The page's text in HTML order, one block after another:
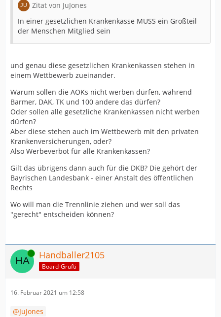
Zitat von JuJones
In einer gesetzlichen Krankenkasse MUSS ein Großteil
der Menschen Mitglied sein
und genau diese gesetzlichen Krankenkassen stehen in
einem Wettbewerb zueinander.
Warum sollen die AOKs nicht werben dürfen, während
Barmer, DAK, TK und 100 andere das dürfen?
Oder sollen alle gesetzliche Krankenkassen nicht werben
dürfen?
Aber diese stehen auch im Wettbewerb mit den privaten
Krankenversicherungen, oder?
Also Werbeverbot für alle Krankenkassen?
Gilt das übrigens dann auch für die DKB? Die gehört der
Bayrischen Landesbank - einer Anstalt des öffentlichen
Rechts
Wo will man die Trennlinie ziehen und wer soll das
"gerecht" entscheiden können?
Online Handballer2105
Board-Grufti
16. Februar 2021 um 12:58
JuJones